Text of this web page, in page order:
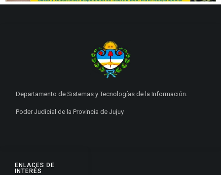
ENLACES DE
INTERÉS
Departamento de Sistemas y Tecnologías de la Información.
Poder Judicial de la Provincia de Jujuy